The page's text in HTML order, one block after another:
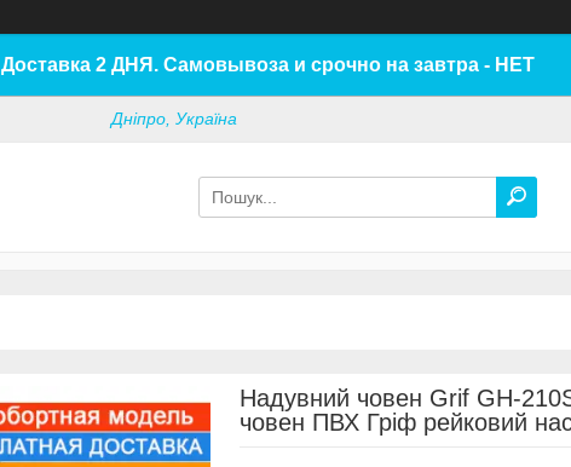
Доставка 2 ДНЯ. Самовывоза и срочно на завтра - НЕТ
Дніпро, Україна
Надувний човен Grif GH-
човен ПВХ Гріф рейковий